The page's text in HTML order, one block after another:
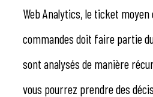
Web Analytics, le ticket
commandes doit faire partie
sont analysés de manière
vous pourrez prendre des